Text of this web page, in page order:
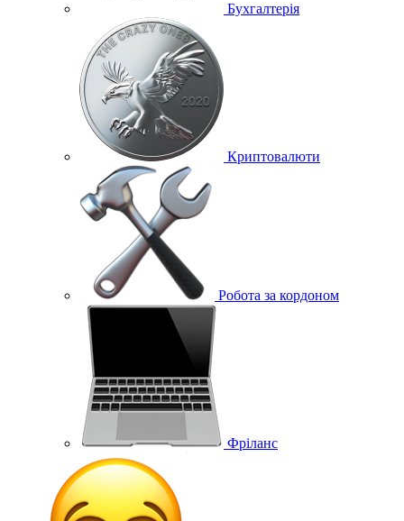
Бухгалтерія
Криптовалюти
Робота за кордоном
Фріланс